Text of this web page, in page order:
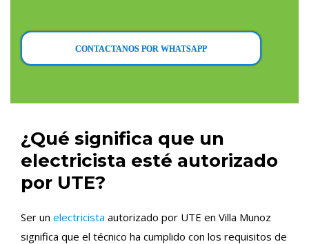
CONTACTANOS POR WHATSAPP
¿Qué significa que un
electricista esté autorizado
por UTE?
Ser un electricista autorizado por UTE en Villa Munoz
significa que el técnico ha cumplido con los requisitos de